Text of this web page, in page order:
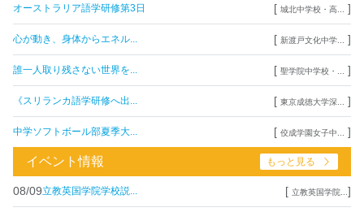
オーストラリア語学研修第3日 [ 城北中学校・高... ]
心が動き、身体からエネル... [ 新渡戸文化中学... ]
誰一人取り残さない世界を... [ 聖学院中学校・... ]
《スリランカ語学研修へ出... [ 東京成徳大学深... ]
中学ソフトボール部夏季大... [ 佼成学園女子中... ]
イベント情報 もっと見る
08/09立教英国学院学校説... [ 立教英国学院... ]